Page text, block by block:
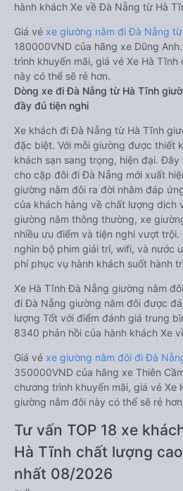
hành khách Xe về Đà Nẵng từ Hà
Giá vé xe giường nằm đi Đà Nẵng
180000VND của hãng xe Dũng
trình khuyến mãi, giá vé Xe Hà
này có thể sẽ rẻ hơn.
Dòng xe đi Đà Nẵng từ Hà Tĩnh
đầy đủ tiện nghi
Xe khách đi Đà Nẵng từ Hà Tĩnh
đặc biệt. Với mỗi giường được thiết
khách sạn sang trọng, hiện đại.
cho cặp đôi đi Đà Nẵng mới xuất
giường nằm đôi ra đời nhằm đáp
của khách hàng về chất lượng dịch
giường nằm thông thường, xe
nhiều ưu điểm và tiện nghi vượt trội.
nghìn bộ phim giải trí, wifi, và nước
phí phục vụ hành khách suốt hành
Xe Hà Tĩnh Đà Nẵng giường nằm
đi Đà Nẵng giường nằm đôi được
lượng Tốt với điểm đánh giá trung
8340 phản hồi của hành khách Xe
Giá vé xe giường nằm đôi đi Đà
350000VND của hãng xe Thiên
chương trình khuyến mãi, giá vé Xe
giường nằm đôi này có thể sẽ rẻ
Tư vấn TOP 18 xe
Hà Tĩnh chất lượng
nhất 08/2026